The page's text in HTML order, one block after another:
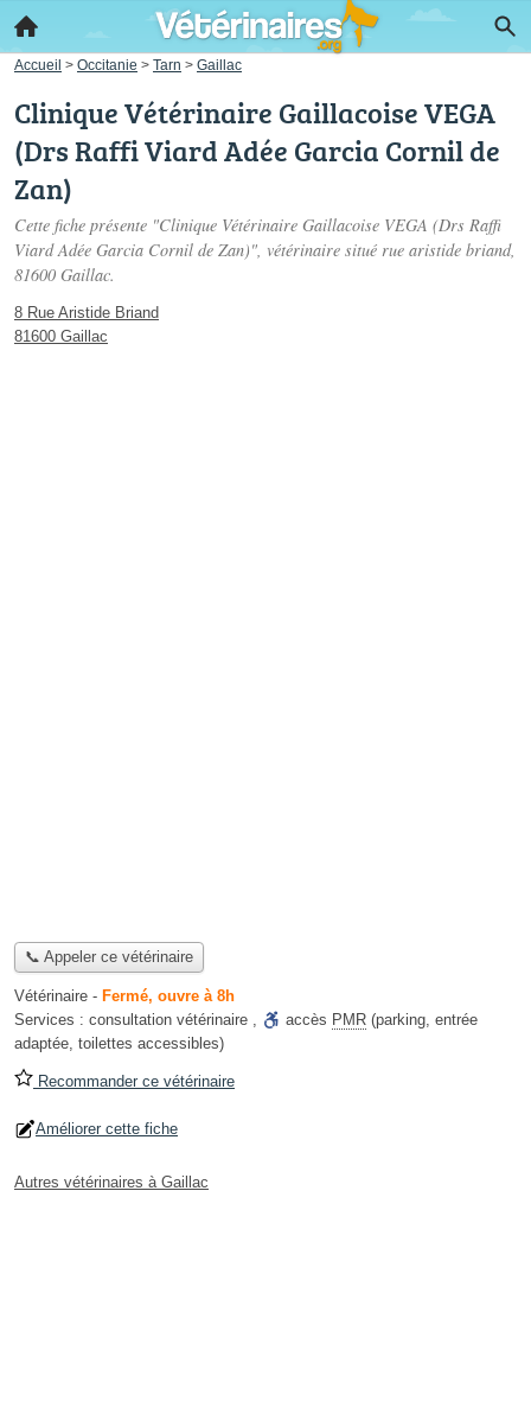
Accueil > Occitanie > Tarn > Gaillac
Clinique Vétérinaire Gaillacoise VEGA
(Drs Raffi Viard Adée Garcia Cornil de
Zan)
Cette fiche présente "Clinique Vétérinaire Gaillacoise VEGA (Drs Raffi
Viard Adée Garcia Cornil de Zan)", vétérinaire situé rue aristide briand,
81600 Gaillac.
8 Rue Aristide Briand
81600 Gaillac
📞 Appeler ce vétérinaire
Vétérinaire - Fermé, ouvre à 8h
Services : consultation vétérinaire , accès PMR (parking, entrée
adaptée, toilettes accessibles)
Recommander ce vétérinaire
Améliorer cette fiche
Autres vétérinaires à Gaillac